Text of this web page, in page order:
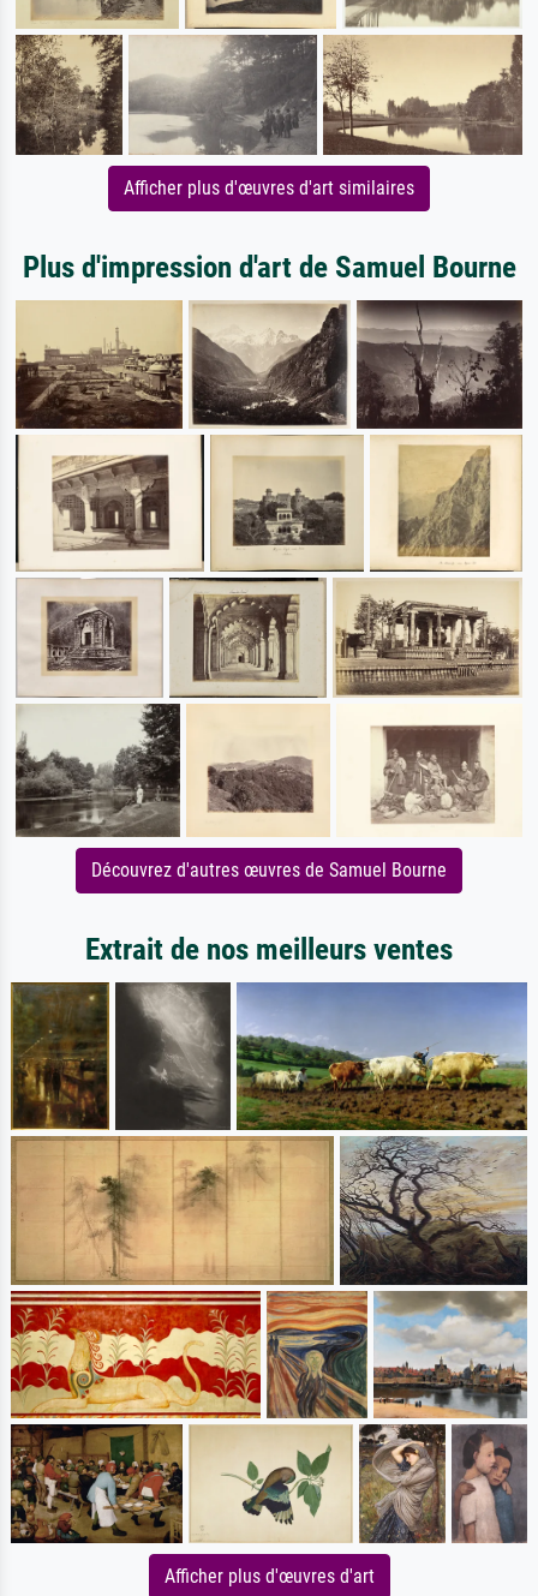
Afficher plus d'œuvres d'art similaires
Plus d'impression d'art de Samuel Bourne
Découvrez d'autres œuvres de Samuel Bourne
Extrait de nos meilleurs ventes
Afficher plus d'œuvres d'art